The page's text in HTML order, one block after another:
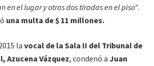
en el lugar y otras dos tiradas en el piso”.
una multa de $ 11 millones.
la vocal de la Sala II del Tribunal de
Azucena Vázquez, condenó a Juan